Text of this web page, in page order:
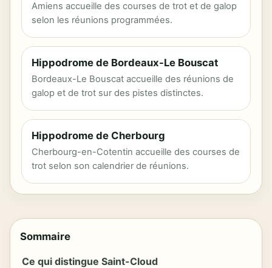
Amiens accueille des courses de trot et de galop
selon les réunions programmées.
Hippodrome de Bordeaux-Le Bouscat
Bordeaux-Le Bouscat accueille des réunions de
galop et de trot sur des pistes distinctes.
Hippodrome de Cherbourg
Cherbourg-en-Cotentin accueille des courses de
trot selon son calendrier de réunions.
Sommaire
Ce qui distingue Saint-Cloud